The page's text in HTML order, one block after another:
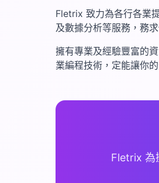
Fletrix 致力為各行各業
及數據分析等服務，務
擁有專業及經驗豐富的
業編程技術，定能讓你
Fletrix 為